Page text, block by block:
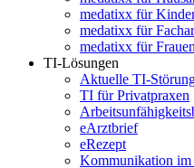
medatixx für
medatixx für
medatixx für
TI-Lösungen
Aktuelle TI-
TI für Privatpraxen
eArztbrief
eRezept
Kommunikation